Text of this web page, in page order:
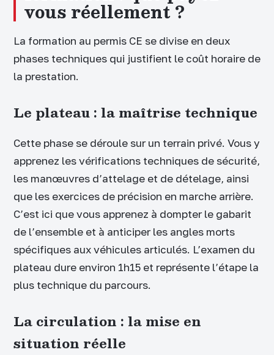
vous réellement ?
La formation au permis CE se divise en deux
phases techniques qui justifient le coût horaire de
la prestation.
Le plateau : la maîtrise technique
Cette phase se déroule sur un terrain privé. Vous y
apprenez les vérifications techniques de sécurité,
les manœuvres d’attelage et de dételage, ainsi
que les exercices de précision en marche arrière.
C’est ici que vous apprenez à dompter le gabarit
de l’ensemble et à anticiper les angles morts
spécifiques aux véhicules articulés. L’examen du
plateau dure environ 1h15 et représente l’étape la
plus technique du parcours.
La circulation : la mise en
situation réelle